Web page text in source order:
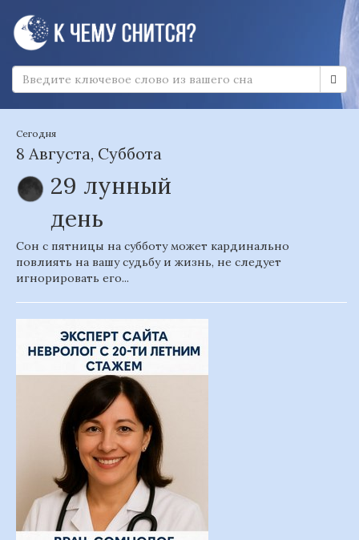
Сегодня
8 Августа, Суббота
29 лунный
день
Сон с пятницы на субботу может кардинально
повлиять на вашу судьбу и жизнь, не следует
игнорировать его...